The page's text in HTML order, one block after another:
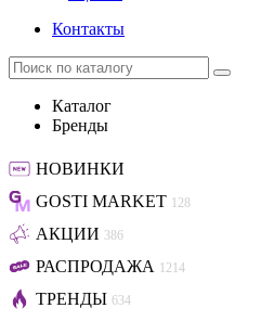
Контакты
Каталог
Бренды
НОВИНКИ
GOSTI MARKET 128
АКЦИИ 386
РАСПРОДАЖА 1214
ТРЕНДЫ 634